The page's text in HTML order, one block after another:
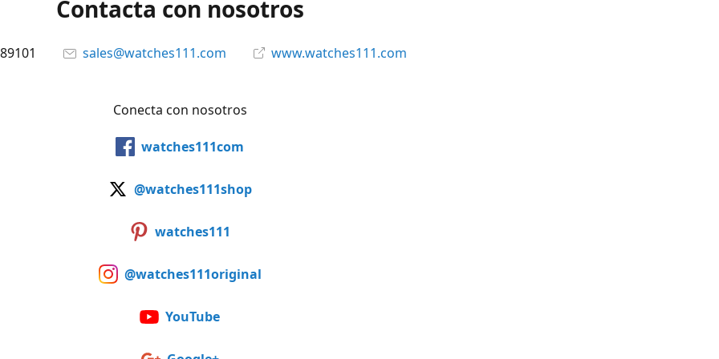
Contacta con nosotros
sales@watches111.com www.watches111.com
Conecta con nosotros
watches111com
@watches111shop
watches111
@watches111original
YouTube